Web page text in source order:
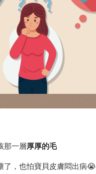
那一層厚厚的毛
了，也怕寶貝皮膚悶出病😭